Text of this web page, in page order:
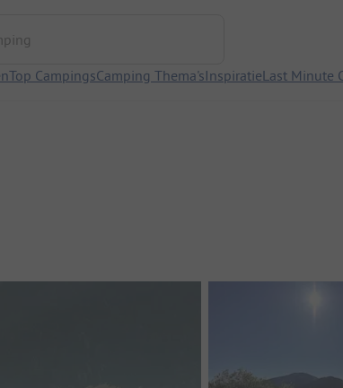
Top CampingsCamping Thema'sInspiratieLast Minute